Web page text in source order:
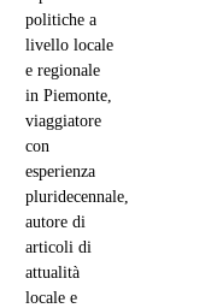
politiche a
livello locale
e regionale
in Piemonte,
viaggiatore
con
esperienza
pluridecennale,
autore di
articoli di
attualità
locale e